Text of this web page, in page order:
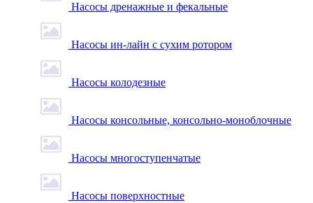
Насосы дренажные и фекальные
Насосы ин-лайн с сухим ротором
Насосы колодезные
Насосы консольные, консольно-моноблочные
Насосы многоступенчатые
Насосы поверхностные